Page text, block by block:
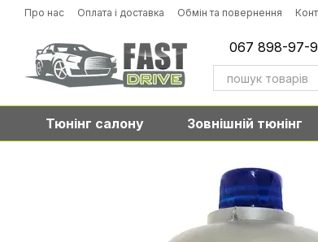
Перейти до основного контенту
Про нас Оплата і доставка Обмін та повернення
067 898-97-
Тюнінг салону Зовнішній тюнінг